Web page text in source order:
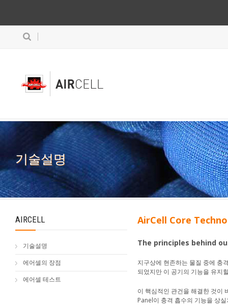
기술설명
AirCell Core
The principles behind
지구상에 현존하는 물질 중에 충
되었지만 이 공기의 기능을 유지
이 핵심적인 관건을 해결한 것이
Panel이 충격 흡수의 기능을 상
AIRCELL
기술설명
에어셀의 장점
에어셀 테스트